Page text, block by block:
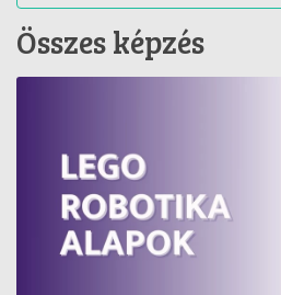
Összes képzés